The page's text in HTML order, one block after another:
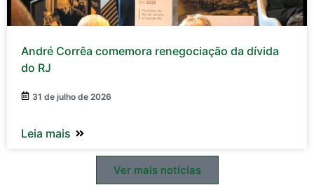
André Corrêa comemora renegociação da dívida
do RJ
31 de julho de 2026
Leia mais
Ver mais notícias